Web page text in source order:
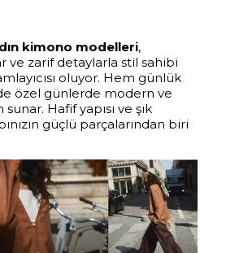
kimono modelleri,
ve zarif detaylarla stil sahibi
oluyor. Hem günlük
özel günlerde modern ve
Hafif yapısı ve şık
güçlü parçalarından biri